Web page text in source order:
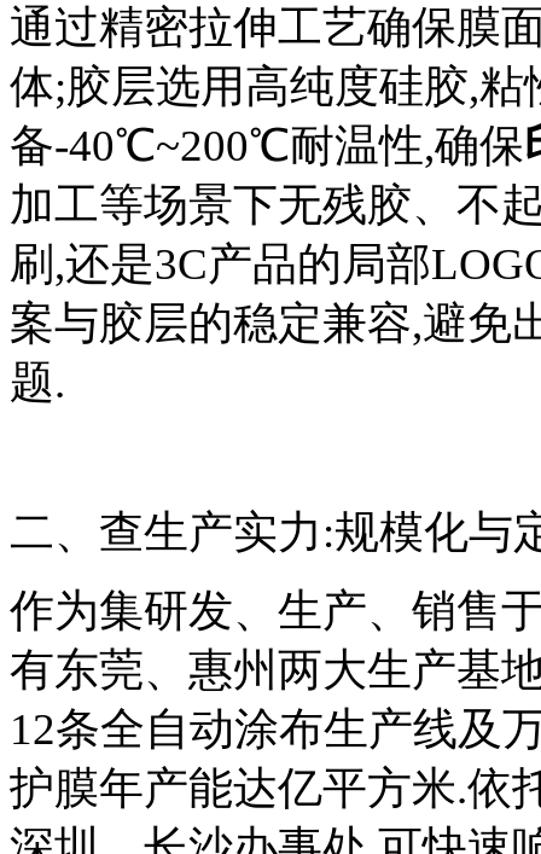
通过精密拉伸工艺确保膜
体;胶层选用高纯度硅胶,粘
备-40℃~200℃耐温性,确保
加工等场景下无残胶、不
刷,还是3C产品的局部
案与胶层的稳定兼容,避免
题.
二、查生产实力:规模化与
作为集研发、生产、销售
有东莞、惠州两大生产基
12条全自动涂布生产线及
护膜年产能达亿平方米.依